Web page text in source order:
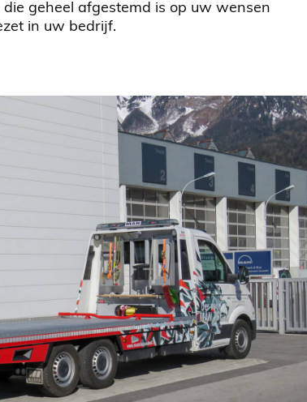
geheel afgestemd is op uw wensen
in uw bedrijf.